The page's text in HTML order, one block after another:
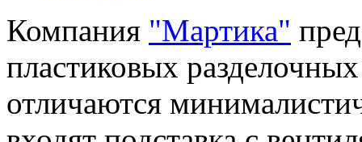
Компания "Мартика"
пластиковых
отличаются